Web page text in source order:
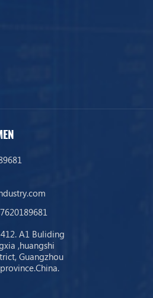
A1 Buliding
,huangshi
Guangzhou